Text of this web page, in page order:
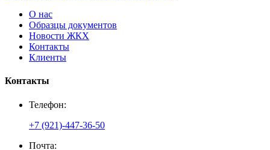
О нас
Образцы документов
Новости ЖКХ
Контакты
Клиенты
Контакты
Телефон:
+7 (921)-447-36-50
Почта: